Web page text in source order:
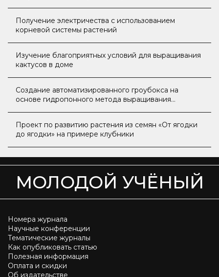
Получение электричества с использованием
корневой системы растений
Изучение благоприятных условий для выращивания
кактусов в доме
Создание автоматизированного гроубокса на
основе гидропонного метода выращивания
Проект по развитию растения из семян «От ягодки
до ягодки» на примере клубники
МОЛОДОЙ УЧЁНЫЙ
Номера журнала
Научные конференции
Тематические журналы
Как опубликовать статью
Полезная информация
Оплата и скидки
Об издательстве